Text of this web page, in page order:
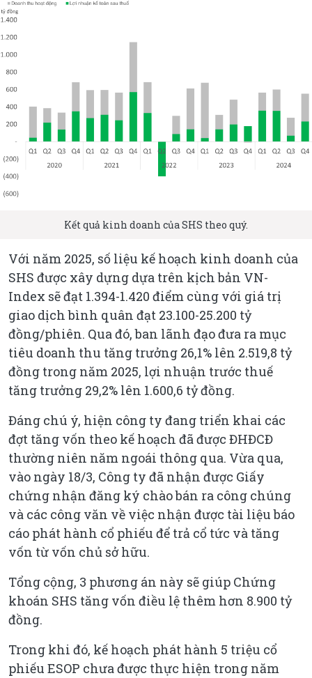
Kết quả kinh doanh của SHS theo quý.
Với năm 2025, số liệu kế hoạch kinh doanh của
SHS được xây dựng dựa trên kịch bản VN-
Index sẽ đạt 1.394-1.420 điểm cùng với giá trị
giao dịch bình quân đạt 23.100-25.200 tỷ
đồng/phiên. Qua đó, ban lãnh đạo đưa ra mục
tiêu doanh thu tăng trưởng 26,1% lên 2.519,8 tỷ
đồng trong năm 2025, lợi nhuận trước thuế
tăng trưởng 29,2% lên 1.600,6 tỷ đồng.
Đáng chú ý, hiện công ty đang triển khai các
đợt tăng vốn theo kế hoạch đã được ĐHĐCĐ
thường niên năm ngoái thông qua. Vừa qua,
vào ngày 18/3, Công ty đã nhận được Giấy
chứng nhận đăng ký chào bán ra công chúng
và các công văn về việc nhận được tài liệu báo
cáo phát hành cổ phiếu để trả cổ tức và tăng
vốn từ vốn chủ sở hữu.
Tổng cộng, 3 phương án này sẽ giúp Chứng
khoán SHS tăng vốn điều lệ thêm hơn 8.900 tỷ
đồng.
Trong khi đó, kế hoạch phát hành 5 triệu cổ
phiếu ESOP chưa được thực hiện trong năm